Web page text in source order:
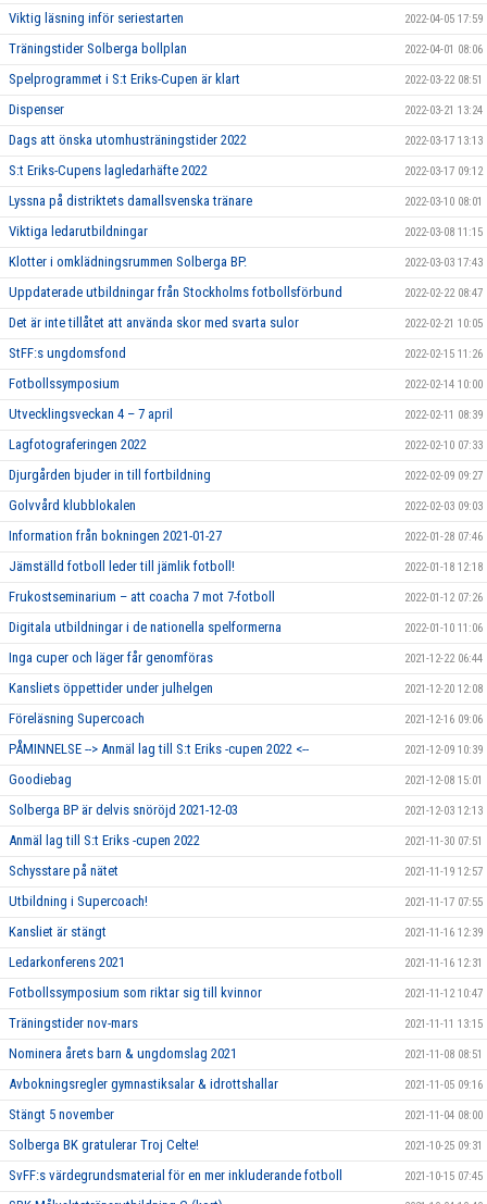
Viktig läsning inför seriestarten 2022-04-05 17:59
Träningstider Solberga bollplan 2022-04-01 08:06
Spelprogrammet i S:t Eriks-Cupen är klart 2022-03-22 08:51
Dispenser 2022-03-21 13:24
Dags att önska utomhusträningstider 2022 2022-03-17 13:13
S:t Eriks-Cupens lagledarhäfte 2022 2022-03-17 09:12
Lyssna på distriktets damallsvenska tränare 2022-03-10 08:01
Viktiga ledarutbildningar 2022-03-08 11:15
Klotter i omklädningsrummen Solberga BP. 2022-03-03 17:43
Uppdaterade utbildningar från Stockholms fotbollsförbund 2022-02-22 08:47
Det är inte tillåtet att använda skor med svarta sulor 2022-02-21 10:05
StFF:s ungdomsfond 2022-02-15 11:26
Fotbollssymposium 2022-02-14 10:00
Utvecklingsveckan 4 – 7 april 2022-02-11 08:39
Lagfotograferingen 2022 2022-02-10 07:33
Djurgården bjuder in till fortbildning 2022-02-09 09:27
Golvvård klubblokalen 2022-02-03 09:03
Information från bokningen 2021-01-27 2022-01-28 07:46
Jämställd fotboll leder till jämlik fotboll! 2022-01-18 12:18
Frukostseminarium – att coacha 7 mot 7-fotboll 2022-01-12 07:26
Digitala utbildningar i de nationella spelformerna 2022-01-10 11:06
Inga cuper och läger får genomföras 2021-12-22 06:44
Kansliets öppettider under julhelgen 2021-12-20 12:08
Föreläsning Supercoach 2021-12-16 09:06
PÅMINNELSE --> Anmäl lag till S:t Eriks -cupen 2022 <-- 2021-12-09 10:39
Goodiebag 2021-12-08 15:01
Solberga BP är delvis snöröjd 2021-12-03 2021-12-03 12:13
Anmäl lag till S:t Eriks -cupen 2022 2021-11-30 07:51
Schysstare på nätet 2021-11-19 12:57
Utbildning i Supercoach! 2021-11-17 07:55
Kansliet är stängt 2021-11-16 12:39
Ledarkonferens 2021 2021-11-16 12:31
Fotbollssymposium som riktar sig till kvinnor 2021-11-12 10:47
Träningstider nov-mars 2021-11-11 13:15
Nominera årets barn & ungdomslag 2021 2021-11-08 08:51
Avbokningsregler gymnastiksalar & idrottshallar 2021-11-05 09:16
Stängt 5 november 2021-11-04 08:00
Solberga BK gratulerar Troj Celte! 2021-10-25 09:31
SvFF:s värdegrundsmaterial för en mer inkluderande fotboll 2021-10-15 07:45